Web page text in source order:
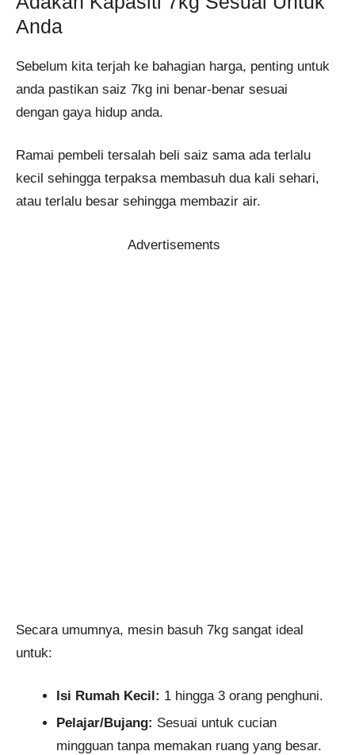
Anda
Sebelum kita terjah ke bahagian harga, penting untuk
anda pastikan saiz 7kg ini benar-benar sesuai
dengan gaya hidup anda.
Ramai pembeli tersalah beli saiz sama ada terlalu
kecil sehingga terpaksa membasuh dua kali sehari,
atau terlalu besar sehingga membazir air.
Advertisements
Secara umumnya, mesin basuh 7kg sangat ideal
untuk:
Isi Rumah Kecil: 1 hingga 3 orang penghuni.
Pelajar/Bujang: Sesuai untuk cucian
mingguan tanpa memakan ruang yang besar.